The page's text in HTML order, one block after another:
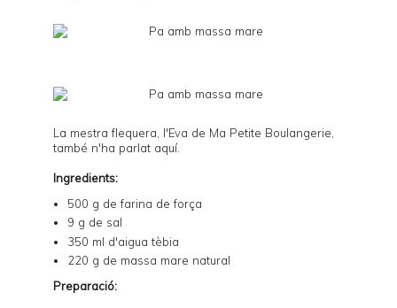
La mestra flequera, l'Eva de Ma Petite Boulangerie
també n'ha parlat aquí.
Ingredients:
500 g de farina de força
9 g de sal
350 ml d'aigua tèbia
220 g de massa mare natural
Preparació: